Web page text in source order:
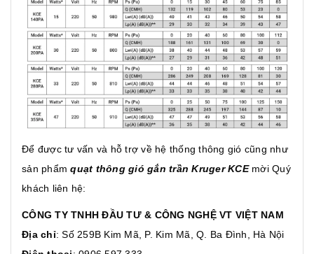
Để được tư vấn và hỗ trợ về hệ thống thông gió cũng như
sản phẩmquạt thông gió gắn trần Kruger KCE mời Quý
khách liên hệ:
CÔNG TY TNHH ĐẦU TƯ & CÔNG NGHỆ VT VIỆT NAM
Địa chỉ: Số 259B Kim Mã, P. Kim Mã, Q. Ba Đình, Hà Nội